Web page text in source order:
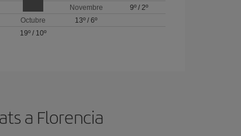
Octubre
19º / 10º
Novembre
13º /6º
9º /2º
a Florencia